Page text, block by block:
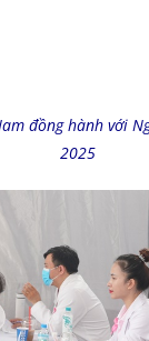
đồng hành với
2025